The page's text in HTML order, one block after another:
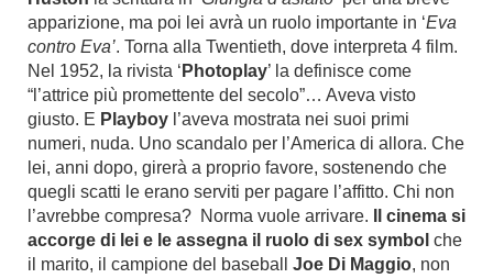
apparizione, ma poi lei avrà un ruolo importante in ‘Eva
contro Eva’. Torna alla Twentieth, dove interpreta 4 film.
Nel 1952, la rivista ‘ Photoplay’ la definisce come
“l’attrice più promettente del secolo”… Aveva visto
giusto. E Playboy l’aveva mostrata nei suoi primi
numeri, nuda. Uno scandalo per l’America di allora. Che
lei, anni dopo, girerà a proprio favore, sostenendo che
quegli scatti le erano serviti per pagare l’affitto. Chi non
l’avrebbe compresa? Norma vuole arrivare.
Il cinema si
accorge di lei e le assegna il ruolo di sex symbol che
il marito, il campione del baseball Joe Di Maggio, non